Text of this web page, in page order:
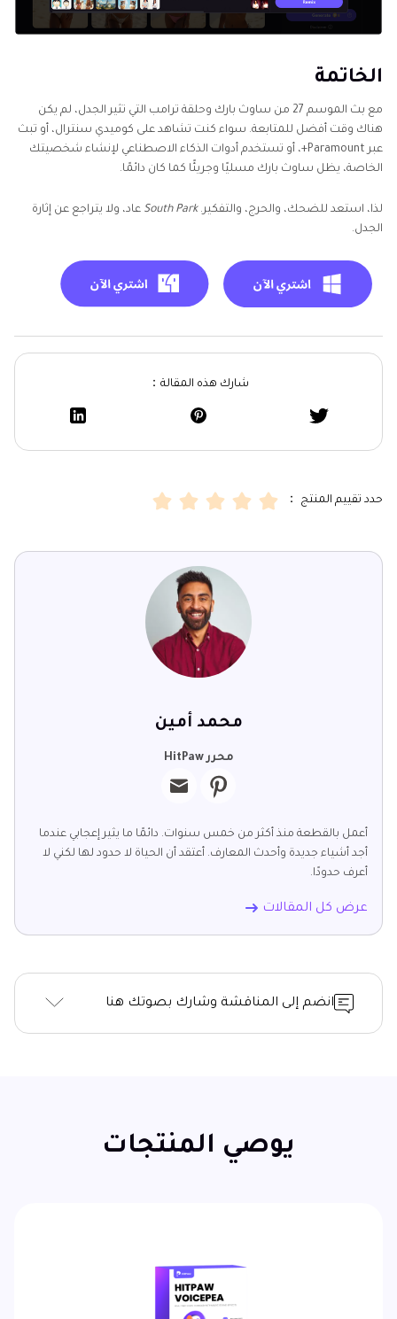
الخاتمة
مع بث الموسم 27 من ساوث بارك وحلقة ترامب التي تثير الجدل، لم يكن
هناك وقت أفضل للمتابعة. سواء كنت تشاهد على كوميدي سنترال، أو تبث
عبر Paramount+، أو تستخدم أدوات الذكاء الاصطناعي لإنشاء شخصيتك
الخاصة، يظل ساوث بارك مسليًا وجريئًا كما كان دائمًا.
لذا، استعد للضحك، والحرج، والتفكير.South Park عاد، ولا يتراجع عن إثارة
الجدل.
شارك هذه المقالة：
حدد تقييم المنتج ：
محمد أمين
محرر HitPaw
أعمل بالقطعة منذ أكثر من خمس سنوات. دائمًا ما يثير إعجابي عندما
أجد أشياء جديدة وأحدث المعارف. أعتقد أن الحياة لا حدود لها لكني لا
أعرف حدودًا.
عرض كل المقالات
انضم إلى المناقشة وشارك بصوتك هنا
يوصي المنتجات